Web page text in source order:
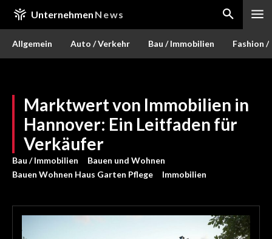
Unternehmen News
Allgemein Auto / Verkehr Bau / Immobilien Fashion /
Marktwert von Immobilien in
Hannover: Ein Leitfaden für
Verkäufer
Bau / Immobilien
Bauen und Wohnen
Bauen Wohnen Haus Garten Pflege
Immobilien